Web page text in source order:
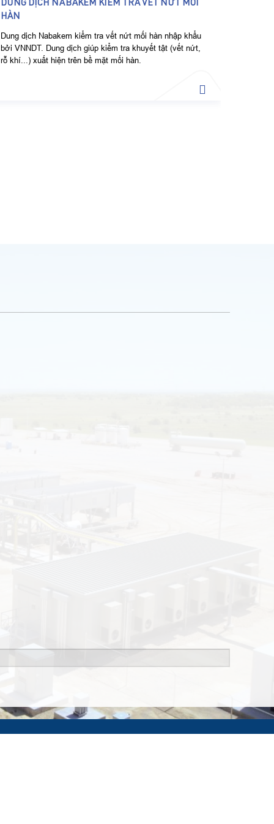
DUNG DỊCH NABAKEM KIỂM TRA VẾT NỨT MỐI
HÀN
Dung dịch Nabakem kiểm tra vết nứt mối hàn nhập khẩu
bởi VNNDT. Dung dịch giúp kiểm tra khuyết tật (vết nứt,
rỗ khí...) xuất hiện trên bề mặt mối hàn.